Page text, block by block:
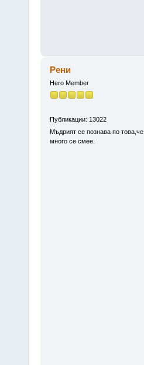
Рени
Hero Member
Публикации: 13022
Мъдрият се познава по това,че
много се смее.